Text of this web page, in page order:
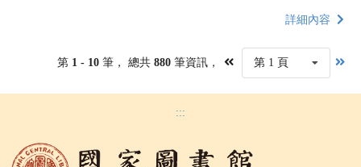
詳細內容
第 1 - 10 筆， 總共 880筆資訊， 第 1 頁
:::